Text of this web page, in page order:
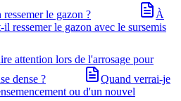
le gazon ?
À
ressemer le gazon avec le sursemis
attention lors de l'arrosage pour
dense ?
Quand verrai-je
ou d'un nouvel